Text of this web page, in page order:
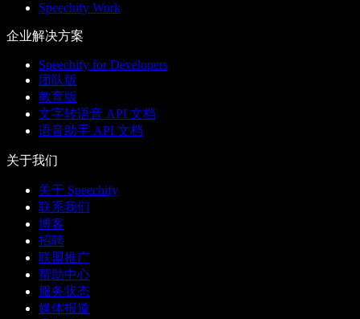
Speechify Work
企业解决方案
Speechify for Developers
团队版
教育版
文字转语音 API 文档
语音助手 API 文档
关于我们
关于 Speechify
联系我们
博客
招聘
联盟推广
帮助中心
服务状态
媒体报道